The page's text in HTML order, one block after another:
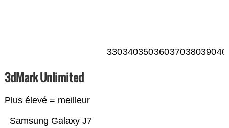
330340350360370380390
3dMark Unlimited
Plus élevé = meilleur
Samsung Galaxy J7